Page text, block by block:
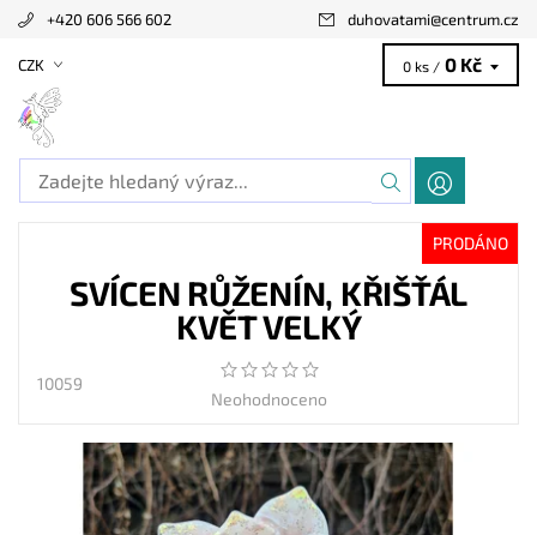
+420 606 566 602 duhovatami@centrum.cz
CZK 0 ks / 0 Kč
PRODÁNO
SVÍCEN RŮŽENÍN, KŘIŠŤÁL
KVĚT VELKÝ
10059
Neohodnoceno